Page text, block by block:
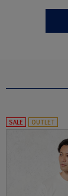
SALE OUTLET